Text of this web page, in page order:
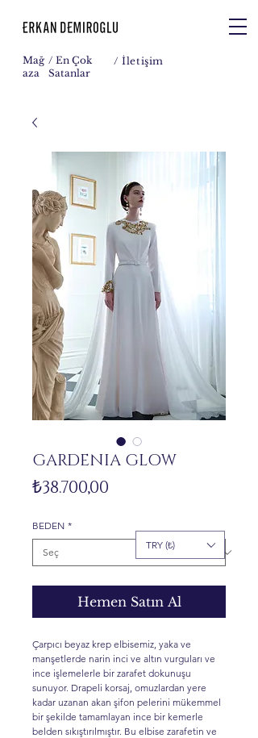
Mağ
aza
/ En Çok
Satanlar
/ İletişim
GARDENIA GLOW
₺38.700,00
BEDEN *
Hemen Satın Al
Çarpıcı beyaz krep elbisemiz, yaka ve
manşetlerde narin inci ve altın vurguları ve
ince işlemelerle bir zarafet dokunuşu
sunuyor. Drapeli korsaj, omuzlardan yere
kadar uzanan akan şifon pelerini mükemmel
bir şekilde tamamlayan ince bir kemerle
belden sıkıştırılmıştır. Bu elbise zarafetin ve
TRY (₺)